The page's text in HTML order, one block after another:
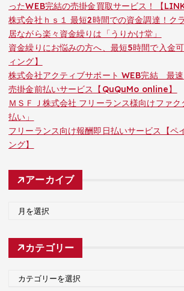
ったWEB完結の売掛金買取サービス！【LINK
株式会社ｈｓ１ 最短2時間での資金調達！ク
居ながら楽々資金繰りは「うりかけ堂」
資金繰りにお悩みの方へ、最短5時間で入金
ィング】
株式会社アクティブサポート WEB完結 最速
売掛金前払いサービス【QuQuMo online】
ＭＳＦＪ株式会社 フリーランス様向けファ
払い」
フリーランス向け報酬即日払いサービス【ペ
ング】
アーカイブ
カ
カテゴリー